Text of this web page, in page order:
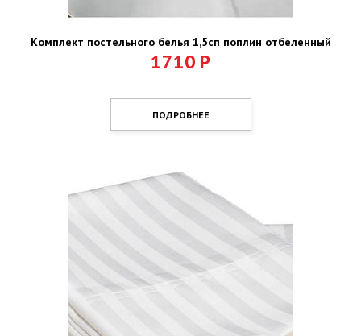
Комплект постельного белья 1,5сп поплин отбеленный
1710 Р
ПОДРОБНЕЕ